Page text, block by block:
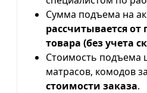
Сумма подъема на
рассчитывается
товара (без учета
Стоимость подъема
матрасов, комодов
стоимости заказа.